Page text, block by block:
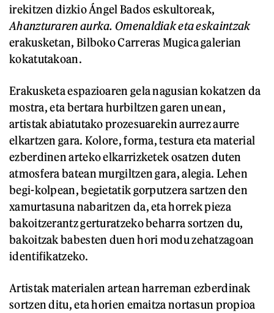
irekitzen dizkio Ángel Bados eskultoreak,
Ahanzturaren aurka. Omenaldiak eta eskaintzak
erakusketan, Bilboko Carreras Mugica galerian
kokatutakoan.
Erakusketa espazioaren gela nagusian kokatzen da
mostra, eta bertara hurbiltzen garen unean,
artistak abiatutako prozesuarekin aurrez aurre
elkartzen gara. Kolore, forma, testura eta material
ezberdinen arteko elkarrizketek osatzen duten
atmosfera batean murgiltzen gara, alegia. Lehen
begi-kolpean, begietatik gorputzera sartzen den
xamurtasuna nabaritzen da, eta horrek pieza
bakoitzerantz gerturatzeko beharra sortzen du,
bakoitzak babesten duen hori modu zehatzagoan
identifikatzeko.
Artistak materialen artean harreman ezberdinak
sortzen ditu, eta horien emaitza nortasun propioa